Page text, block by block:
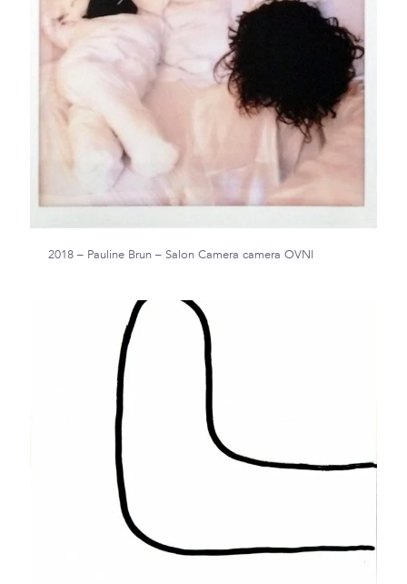
2018 – Pauline Brun – Salon Camera camera OVNI